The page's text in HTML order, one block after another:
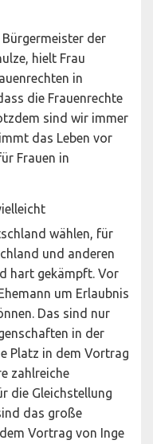
der
hielt Frau
in
die Frauenrechte
sind wir immer
das Leben vor
Frauen in
wählen, für
und anderen
hart gekämpft. Vor
um Erlaubnis
Das sind nur
in der
Platz in dem Vortrag
zahlreiche
die Gleichstellung
das große
Vortrag von Inge